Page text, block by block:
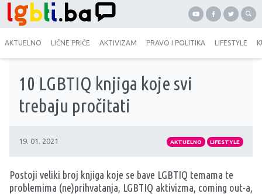
AKTUELNO LIČNE PRIČE AKTIVIZAM PRAVO I POLITIKA LIFESTYLE
10 LGBTIQ knjiga koje svi
trebaju pročitati
19. 01. 2021 AKTUELNO LIFESTYLE
Postoji veliki broj knjiga koje se bave LGBTIQ temama te
problemima (ne)prihvatanja, LGBTIQ aktivizma, coming out-a,